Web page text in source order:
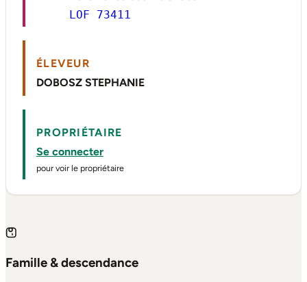
LOF 73411
ÉLEVEUR
DOBOSZ STEPHANIE
PROPRIÉTAIRE
Se connecter
pour voir le propriétaire
Famille & descendance